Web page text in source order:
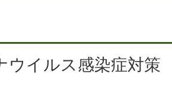
ウイルス感染症対策